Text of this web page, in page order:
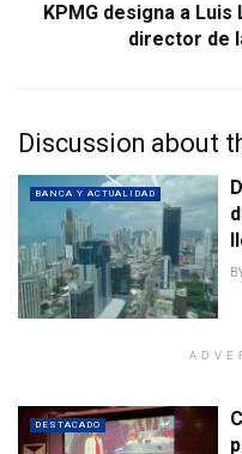
KPMG designa a
director de
Discussion about
BANCA Y ACTUALIDAD
DESTACADO